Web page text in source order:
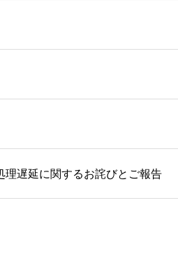
遅延に関するお詫びとご報告